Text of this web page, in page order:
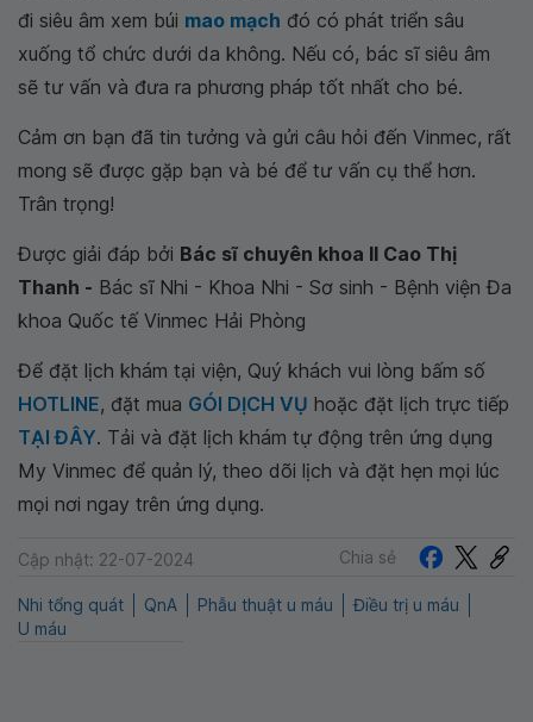
đi siêu âm xem búi mao mạch đó có phát triển sâu
xuống tổ chức dưới da không. Nếu có, bác sĩ siêu âm
sẽ tư vấn và đưa ra phương pháp tốt nhất cho bé.
Cảm ơn bạn đã tin tưởng và gửi câu hỏi đến Vinmec, rất
mong sẽ được gặp bạn và bé để tư vấn cụ thể hơn.
Trân trọng!
Được giải đáp bởi Bác sĩ chuyên khoa II Cao Thị
Thanh - Bác sĩ Nhi - Khoa Nhi - Sơ sinh - Bệnh viện Đa
khoa Quốc tế Vinmec Hải Phòng
Để đặt lịch khám tại viện, Quý khách vui lòng bấm số
HOTLINE, đặt mua GÓI DỊCH VỤ hoặc đặt lịch trực tiếp
TẠI ĐÂY. Tải và đặt lịch khám tự động trên ứng dụng
My Vinmec để quản lý, theo dõi lịch và đặt hẹn mọi lúc
mọi nơi ngay trên ứng dụng.
Cập nhật: 22-07-2024 Chia sẻ
Nhi tổng quát QnA Phẫu thuật u máu
Điều trị u máu
U máu